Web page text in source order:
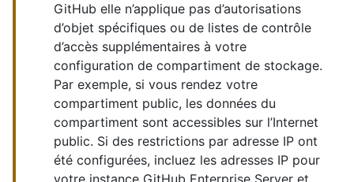
GitHub elle n’applique pas d’autorisations
d’objet spécifiques ou de listes de contrôle
d’accès supplémentaires à votre
configuration de compartiment de stockage.
Par exemple, si vous rendez votre
compartiment public, les données du
compartiment sont accessibles sur l’Internet
public. Si des restrictions par adresse IP ont
été configurées, incluez les adresses IP pour
votre instance GitHub Enterprise Server et